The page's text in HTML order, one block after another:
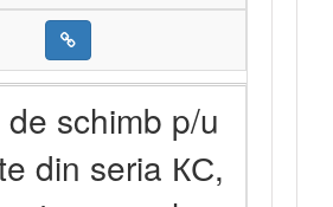
schimb p/u
din seria КС,